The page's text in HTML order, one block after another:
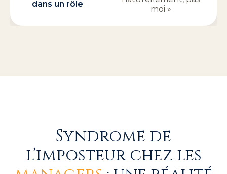
dans un rôle
moi »
Syndrome de
l’imposteur chez les